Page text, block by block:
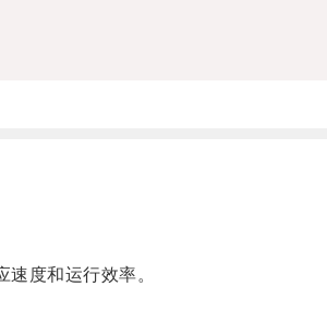
度和运行效率。